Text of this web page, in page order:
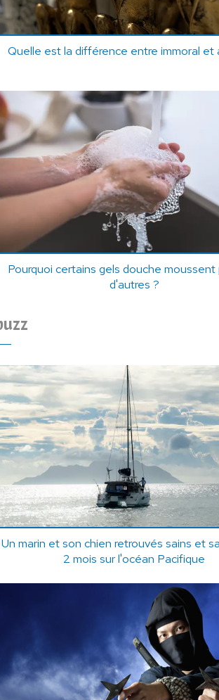
Quelle est la différence entre immoral et
Pourquoi certains gels douche moussent
d'autres ?
Un marin et son chien retrouvés sains et
2 mois sur l'océan Pacifique